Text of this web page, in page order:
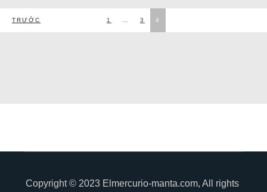
TRƯỚC 1 3 4
Copyright © 2023 Elmercurio-manta.com, All rights